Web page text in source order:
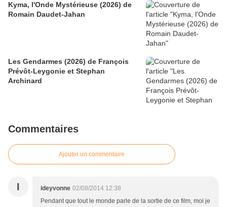
Kyma, l'Onde Mystérieuse (2026) de
Romain Daudet-Jahan
Les Gendarmes (2026) de François
Prévôt-Leygonie et Stephan
Archinard
Commentaires
Ajouter un commentaire
I ideyvonne 02/08/2014 12:38
Pendant que tout le monde parle de la sortie de ce film, moi je